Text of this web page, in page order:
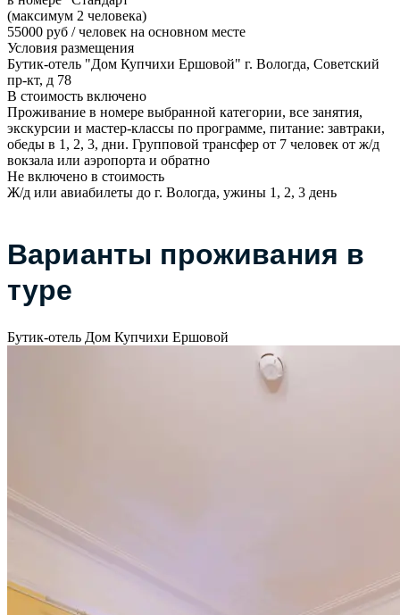
(максимум 2 человека)
55000 руб / человек на основном месте
Условия размещения
Бутик-отель "Дом Купчихи Ершовой" г. Вологда, Советский
пр-кт, д 78
В стоимость включено
Проживание в номере выбранной категории, все занятия,
экскурсии и мастер-классы по программе, питание: завтраки,
обеды в 1, 2, 3, дни. Групповой трансфер от 7 человек от ж/д
вокзала или аэропорта и обратно
Не включено в стоимость
Ж/д или авиабилеты до г. Вологда, ужины 1, 2, 3 день
Варианты проживания в
туре
Бутик-отель Дом Купчихи Ершовой